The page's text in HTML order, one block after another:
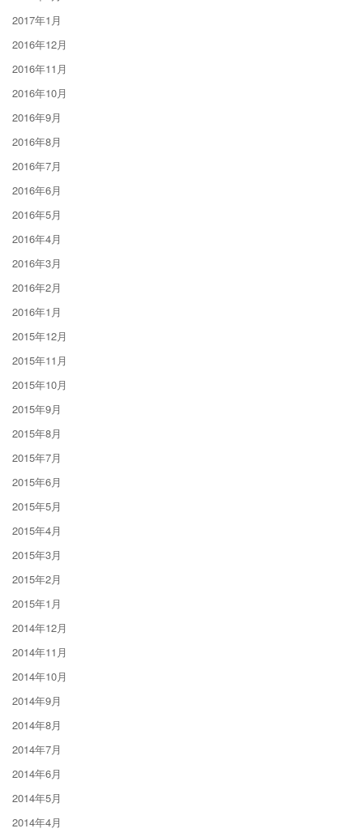
2017年1月
2016年12月
2016年11月
2016年10月
2016年9月
2016年8月
2016年7月
2016年6月
2016年5月
2016年4月
2016年3月
2016年2月
2016年1月
2015年12月
2015年11月
2015年10月
2015年9月
2015年8月
2015年7月
2015年6月
2015年5月
2015年4月
2015年3月
2015年2月
2015年1月
2014年12月
2014年11月
2014年10月
2014年9月
2014年8月
2014年7月
2014年6月
2014年5月
2014年4月